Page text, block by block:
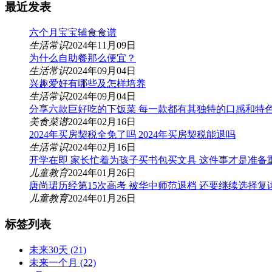
最近发表
六个月宝宝辅食食谱
生活常识2024年11月09日
为什么自助餐那么便宜？
生活常识2024年09月04日
兴趣爱好有哪些及怎样培养
生活常识2024年09月04日
分享六款巨好吃的下饭菜 每一款都有其独特的口感和特
美食菜谱2024年02月16日
2024年买房契税全免了吗 2024年买房契税能退吗
生活常识2024年02月16日
开学在即 家长忙着为孩子买书包买文具 这件事才是准备
儿童教育2024年01月26日
唐尚珺历经第15次高考 被华中师范退档 还要继续选择复
儿童教育2024年01月26日
标签列表
未来30天 (21)
未来一个月 (22)